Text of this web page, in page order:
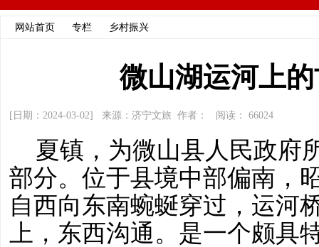
网站首页 专栏 乡村振兴
微山湖运河上
[日期：2024-03-02] 来源：济宁文旅 作者： 阅读： 66024
夏镇，为微山县人民政府
部分。位于县境中部偏南，
自西向东南蜿蜒穿过，运河
上，东西沟通。是一个颇具